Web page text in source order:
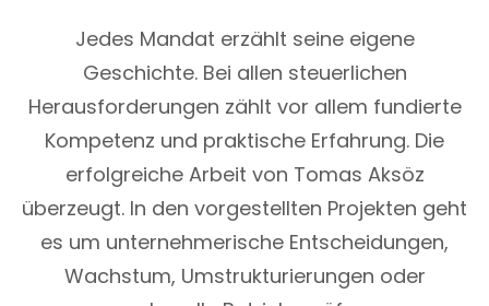
Jedes Mandat erzählt seine eigene
Geschichte. Bei allen steuerlichen
Herausforderungen zählt vor allem fundierte
Kompetenz und praktische Erfahrung. Die
erfolgreiche Arbeit von Tomas Aksöz
überzeugt. In den vorgestellten Projekten geht
es um unternehmerische Entscheidungen,
Wachstum, Umstrukturierungen oder